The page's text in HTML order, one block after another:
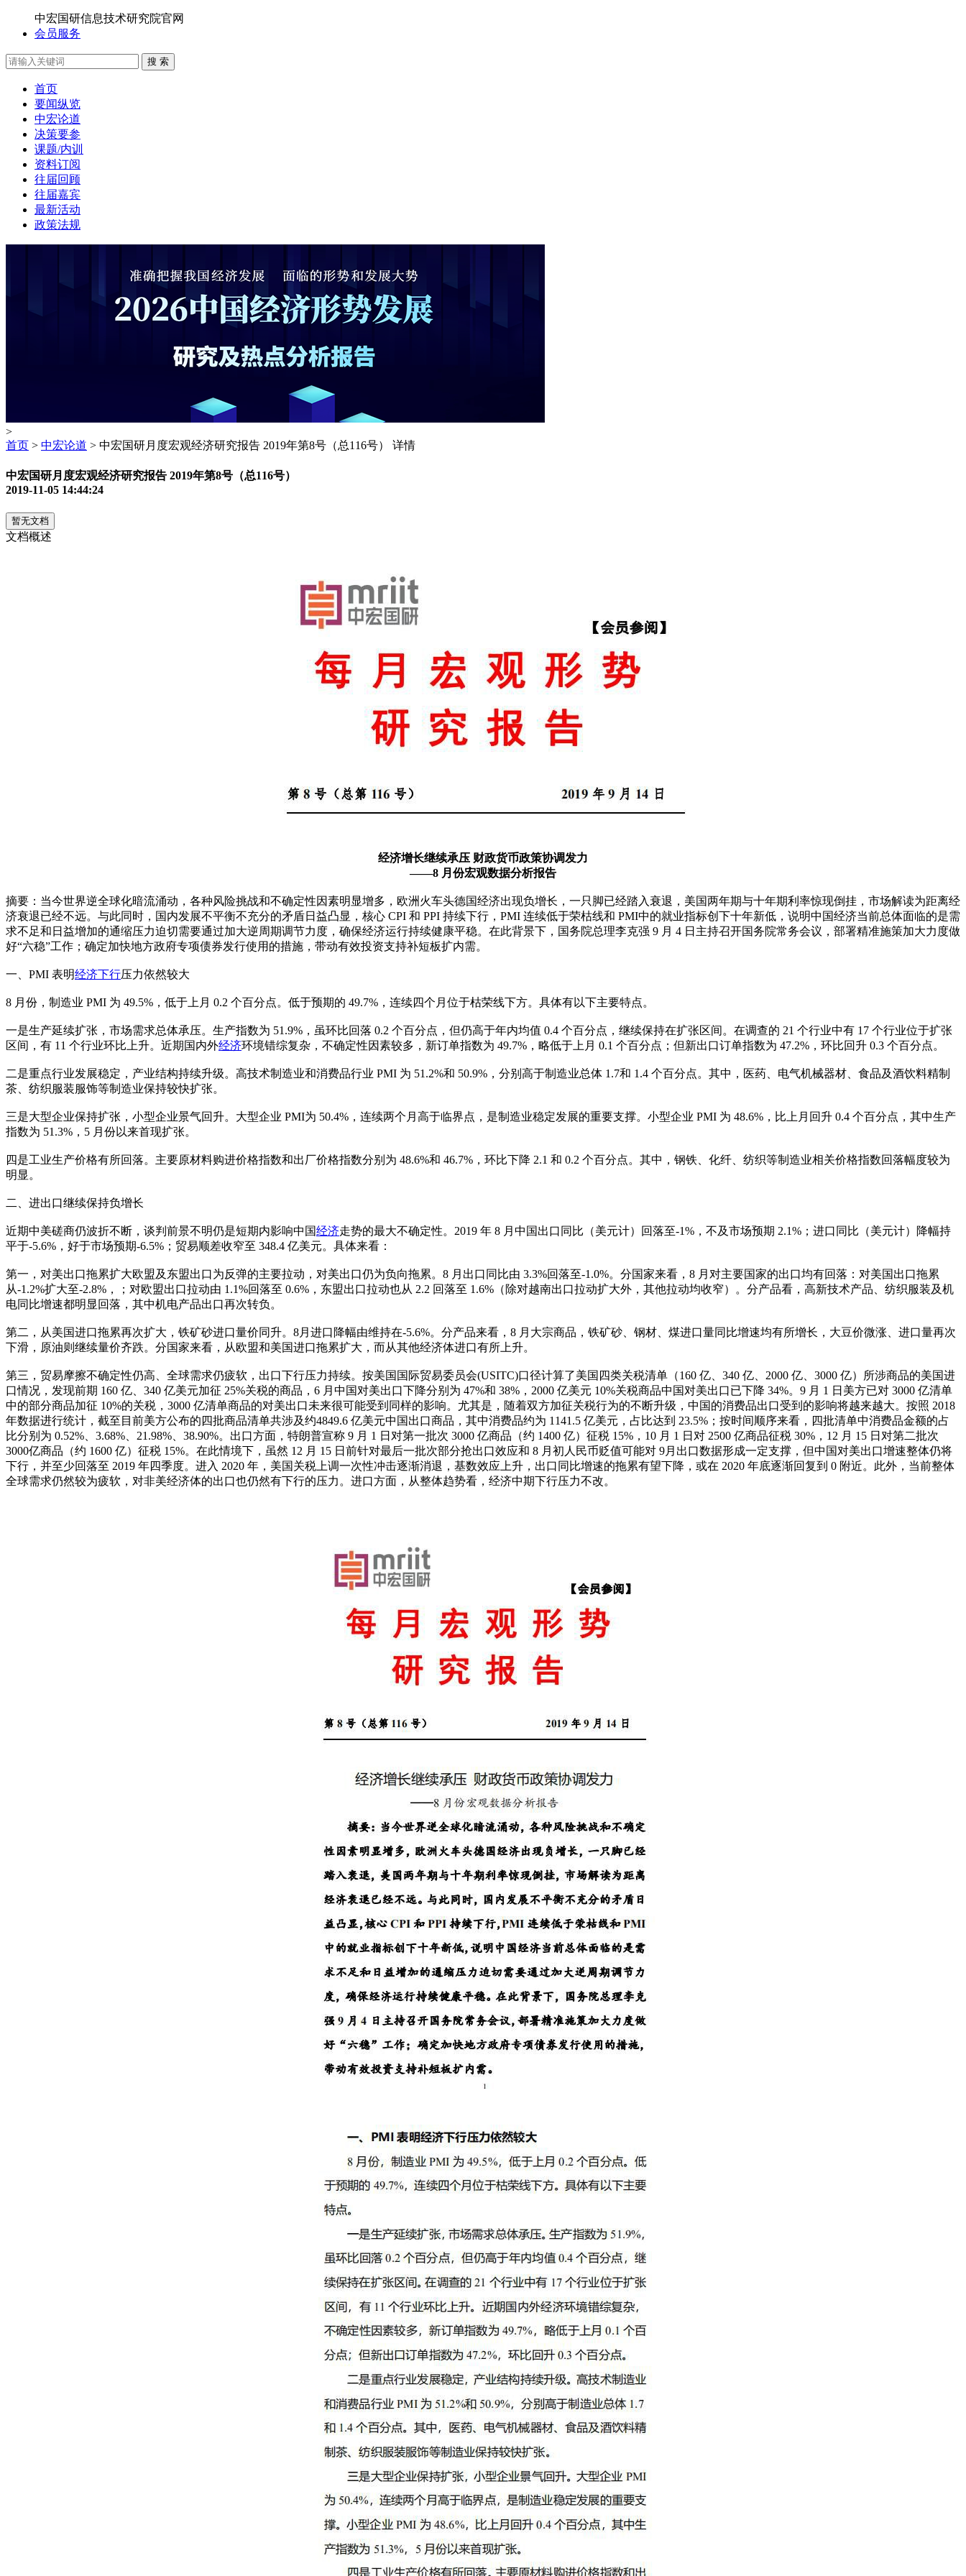
中宏国研信息技术研究院官网
会员服务
搜 索
首页
要闻纵览
中宏论道
决策要参
课题/内训
资料订阅
往届回顾
往届嘉宾
最新活动
政策法规
>
首页 > 中宏论道 > 中宏国研月度宏观经济研究报告 2019年第8号（总116号） 详情
中宏国研月度宏观经济研究报告 2019年第8号（总116号）
2019-11-05 14:44:24
暂无文档
文档概述
经济增长继续承压 财政货币政策协调发力
——8 月份宏观数据分析报告
摘要：当今世界逆全球化暗流涌动，各种风险挑战和不确定性因素明显增多，欧洲火车头德国经济出现负增长，一只脚已经踏入衰退，美国两年期与十年期利率惊现倒挂，市场解读为距离经
济衰退已经不远。与此同时，国内发展不平衡不充分的矛盾日益凸显，核心 CPI 和 PPI 持续下行，PMI 连续低于荣枯线和 PMI中的就业指标创下十年新低，说明中国经济当前总体面临的是需
求不足和日益增加的通缩压力迫切需要通过加大逆周期调节力度，确保经济运行持续健康平稳。在此背景下，国务院总理李克强 9 月 4 日主持召开国务院常务会议，部署精准施策加大力度做
好“六稳”工作；确定加快地方政府专项债券发行使用的措施，带动有效投资支持补短板扩内需。
一、PMI 表明经济下行压力依然较大
8 月份，制造业 PMI 为 49.5%，低于上月 0.2 个百分点。低于预期的 49.7%，连续四个月位于枯荣线下方。具体有以下主要特点。
一是生产延续扩张，市场需求总体承压。生产指数为 51.9%，虽环比回落 0.2 个百分点，但仍高于年内均值 0.4 个百分点，继续保持在扩张区间。在调查的 21 个行业中有 17 个行业位于扩张
区间，有 11 个行业环比上升。近期国内外经济环境错综复杂，不确定性因素较多，新订单指数为 49.7%，略低于上月 0.1 个百分点；但新出口订单指数为 47.2%，环比回升 0.3 个百分点。
二是重点行业发展稳定，产业结构持续升级。高技术制造业和消费品行业 PMI 为 51.2%和 50.9%，分别高于制造业总体 1.7和 1.4 个百分点。其中，医药、电气机械器材、食品及酒饮料精制
茶、纺织服装服饰等制造业保持较快扩张。
三是大型企业保持扩张，小型企业景气回升。大型企业 PMI为 50.4%，连续两个月高于临界点，是制造业稳定发展的重要支撑。小型企业 PMI 为 48.6%，比上月回升 0.4 个百分点，其中生产
指数为 51.3%，5 月份以来首现扩张。
四是工业生产价格有所回落。主要原材料购进价格指数和出厂价格指数分别为 48.6%和 46.7%，环比下降 2.1 和 0.2 个百分点。其中，钢铁、化纤、纺织等制造业相关价格指数回落幅度较为
明显。
二、进出口继续保持负增长
近期中美磋商仍波折不断，谈判前景不明仍是短期内影响中国经济走势的最大不确定性。2019 年 8 月中国出口同比（美元计）回落至-1%，不及市场预期 2.1%；进口同比（美元计）降幅持
平于-5.6%，好于市场预期-6.5%；贸易顺差收窄至 348.4 亿美元。具体来看：
第一，对美出口拖累扩大欧盟及东盟出口为反弹的主要拉动，对美出口仍为负向拖累。8 月出口同比由 3.3%回落至-1.0%。分国家来看，8 月对主要国家的出口均有回落：对美国出口拖累
从-1.2%扩大至-2.8%，；对欧盟出口拉动由 1.1%回落至 0.6%，东盟出口拉动也从 2.2 回落至 1.6%（除对越南出口拉动扩大外，其他拉动均收窄）。分产品看，高新技术产品、纺织服装及机
电同比增速都明显回落，其中机电产品出口再次转负。
第二，从美国进口拖累再次扩大，铁矿砂进口量价同升。8月进口降幅由维持在-5.6%。分产品来看，8 月大宗商品，铁矿砂、钢材、煤进口量同比增速均有所增长，大豆价微涨、进口量再次
下滑，原油则继续量价齐跌。分国家来看，从欧盟和美国进口拖累扩大，而从其他经济体进口有所上升。
第三，贸易摩擦不确定性仍高、全球需求仍疲软，出口下行压力持续。按美国国际贸易委员会(USITC)口径计算了美国四类关税清单（160 亿、340 亿、2000 亿、3000 亿）所涉商品的美国进
口情况，发现前期 160 亿、340 亿美元加征 25%关税的商品，6 月中国对美出口下降分别为 47%和 38%，2000 亿美元 10%关税商品中国对美出口已下降 34%。9 月 1 日美方已对 3000 亿清单
中的部分商品加征 10%的关税，3000 亿清单商品的对美出口未来很可能受到同样的影响。尤其是，随着双方加征关税行为的不断升级，中国的消费品出口受到的影响将越来越大。按照 2018
年数据进行统计，截至目前美方公布的四批商品清单共涉及约4849.6 亿美元中国出口商品，其中消费品约为 1141.5 亿美元，占比达到 23.5%；按时间顺序来看，四批清单中消费品金额的占
比分别为 0.52%、3.68%、21.98%、38.90%。出口方面，特朗普宣称 9 月 1 日对第一批次 3000 亿商品（约 1400 亿）征税 15%，10 月 1 日对 2500 亿商品征税 30%，12 月 15 日对第二批次
3000亿商品（约 1600 亿）征税 15%。在此情境下，虽然 12 月 15 日前针对最后一批次部分抢出口效应和 8 月初人民币贬值可能对 9月出口数据形成一定支撑，但中国对美出口增速整体仍将
下行，并至少回落至 2019 年四季度。进入 2020 年，美国关税上调一次性冲击逐渐消退，基数效应上升，出口同比增速的拖累有望下降，或在 2020 年底逐渐回复到 0 附近。此外，当前整体
全球需求仍然较为疲软，对非美经济体的出口也仍然有下行的压力。进口方面，从整体趋势看，经济中期下行压力不改。